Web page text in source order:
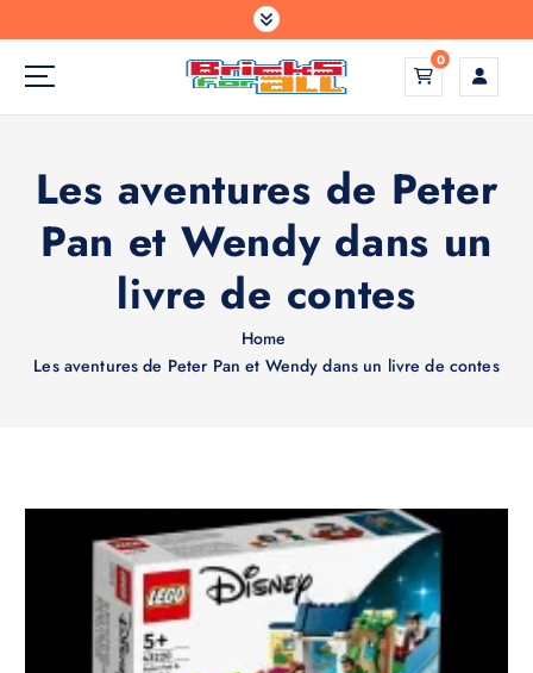
k
t
Construisez votre monde comme vous l'avez imaginé
0
Les aventures de Peter
Pan et Wendy dans un
livre de contes
Home
Les aventures de Peter Pan et Wendy dans un livre de contes